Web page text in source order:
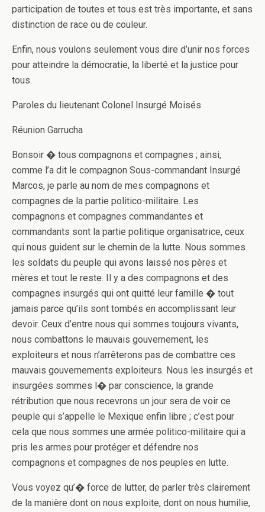
participation de toutes et tous est très importante, et sans
distinction de race ou de couleur.
Enfin, nous voulons seulement vous dire d’unir nos forces
pour atteindre la démocratie, la liberté et la justice pour
tous.
Paroles du lieutenant Colonel Insurgé Moisés
Réunion Garrucha
Bonsoir � tous compagnons et compagnes ; ainsi,
comme l’a dit le compagnon Sous-commandant Insurgé
Marcos, je parle au nom de mes compagnons et
compagnes de la partie politico-militaire. Les
compagnons et compagnes commandantes et
commandants sont la partie politique organisatrice, ceux
qui nous guident sur le chemin de la lutte. Nous sommes
les soldats du peuple qui avons laissé nos pères et
mères et tout le reste. Il y a des compagnons et des
compagnes insurgés qui o­nt quitté leur famille � tout
jamais parce qu’ils sont tombés en accomplissant leur
devoir. Ceux d’entre nous qui sommes toujours vivants,
nous combattons le mauvais gouvernement, les
exploiteurs et nous n’arrêterons pas de combattre ces
mauvais gouvernements exploiteurs. Nous les insurgés et
insurgées sommes l� par conscience, la grande
rétribution que nous recevrons un jour sera de voir ce
peuple qui s’appelle le Mexique enfin libre ; c’est pour
cela que nous sommes une armée politico-militaire qui a
pris les armes pour protéger et défendre nos
compagnons et compagnes de nos peuples en lutte.
Vous voyez qu’� force de lutter, de parler très clairement
de la manière dont o­n nous exploite, dont o­n nous humilie,